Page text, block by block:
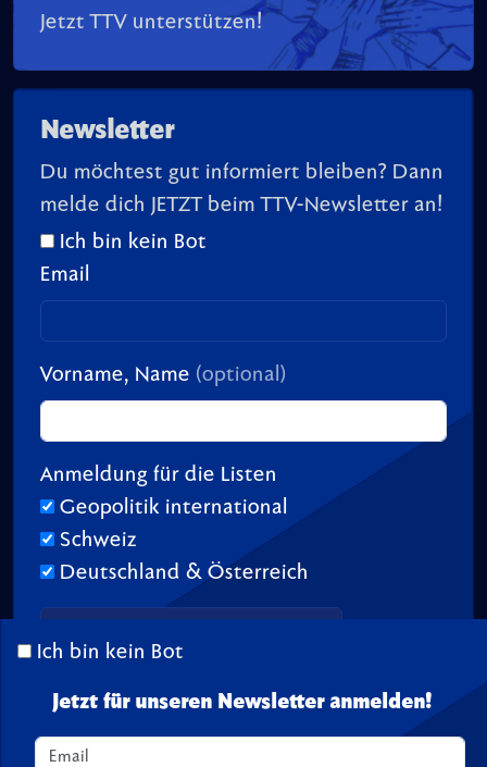
Jetzt TTV unterstützen!
Newsletter
Du möchtest gut informiert bleiben? Dann
melde dich JETZT beim TTV-Newsletter an!
Ich bin kein Bot
Email
Vorname, Name (optional)
Anmeldung für die Listen
Geopolitik international
Schweiz
Deutschland & Österreich
Ich bin kein Bot
Jetzt für unseren Newsletter anmelden!
Spenden
Seite geladen in 0.02 s